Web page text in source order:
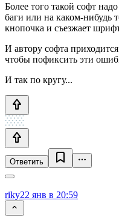
Более того такой софт
баги или на каком-нибудь
кнопочка и съезжает
И автору софта
чтобы пофиксить эти
И так по кругу...
Ответить
riky22 янв в 20:59